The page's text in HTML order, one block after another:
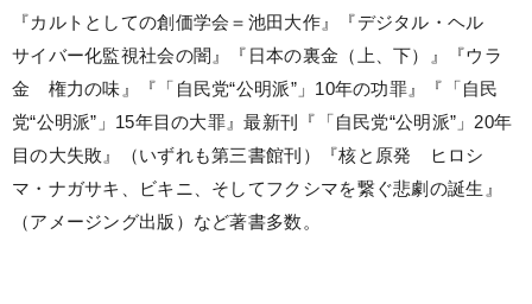
『カルトとしての創価学会＝池田大作』『デジタル・ヘル
サイバー化監視社会の闇』『日本の裏金（上、下）』『ウラ
金 権力の味』『「自民党“公明派”」10年の功罪』『「自民
党“公明派”」15年目の大罪』最新刊『「自民党“公明派”」20年
目の大失敗』（いずれも第三書館刊）『核と原発 ヒロシ
マ・ナガサキ、ビキニ、そしてフクシマを繋ぐ悲劇の誕生』
（アメージング出版）など著書多数。